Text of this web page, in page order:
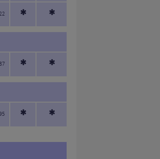
* *
* *
* *